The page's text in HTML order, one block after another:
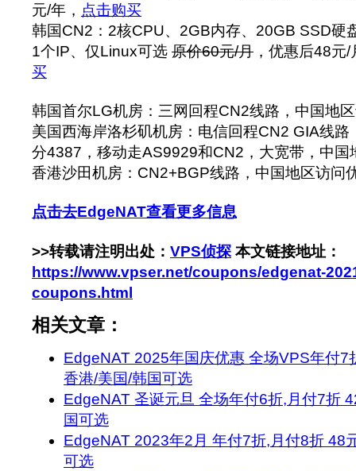
元/年， 点击购买
韩国CN2：2核CPU、2GB内存、20GB SSD硬
1个IP、仅Linux可选 原价60元/月 ，优惠后48元
买
韩国首尔LG机房：三网回程CN2线路，中国地
美国西海岸洛杉矶机房：电信回程CN2 GIA线
分4387，移动走AS9929和CN2，大宽带，中国
香港沙田机房：CN2+BGP线路，中国地区访问
点击去EdgeNAT查看更多信息
>>转载请注明出处： VPS侦探 本文链接地址：
https://www.vpser.net/coupons/edgenat-
coupons.html
相关文章：
EdgeNAT 2025年国庆优惠 全场VPS年付7
香港/美国/韩国可选
EdgeNAT 圣诞元旦 全场年付6折,月付7折
国可选
EdgeNAT 2023年2月 年付7折,月付8折 48
可选